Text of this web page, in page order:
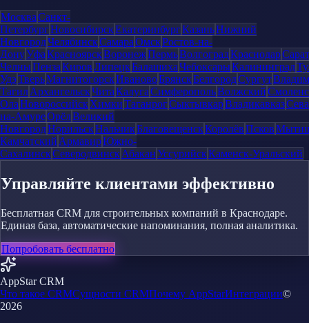
МоскваСанкт-
ПетербургНовосибирскЕкатеринбургКазаньНижний
НовгородЧелябинскСамараОмскРостов-на-
ДонуУфаКрасноярскВоронежПермьВолгоградКраснодар
ЧелныПензаКировЛипецкБалашихаЧебоксарыКалининград
УдэТверьМагнитогорскИвановоБрянскБелгородСургут
ТагилАрхангельскЧитаКалугаСимферопольВолжский
ОлаНовороссийскХимкиТаганрогСыктывкарВладикавказ
на-АмуреОрёлВеликий
НовгородНорильскНальчикБлаговещенскКоролёвПсков
Камчатский АрмавирЮжно-
СахалинскСеверодвинскАбаканУссурийскКаменск-Уральский
Управляйте клиентами эффективно
Бесплатная CRM для строительных компаний в Краснодаре.
Единая база, автоматические напоминания, полная аналитика.
Попробовать бесплатно
AppStar CRM
Что такое CRMСущности CRMПочему AppStarИнтеграции©
2026